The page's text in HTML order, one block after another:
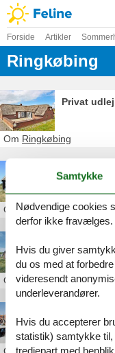
Forside Artikler
Ringkøbing
Privat
Om Ringkøbing
OmRingkøbing
OmRingkøbing
Samtykke
Nødvendige cookies
derfor ikke fravælges.
Hvis du giver
du os med at
videresendt
underleverandører.
Hvis du accepterer
statistik) samtykke
tredjepart med